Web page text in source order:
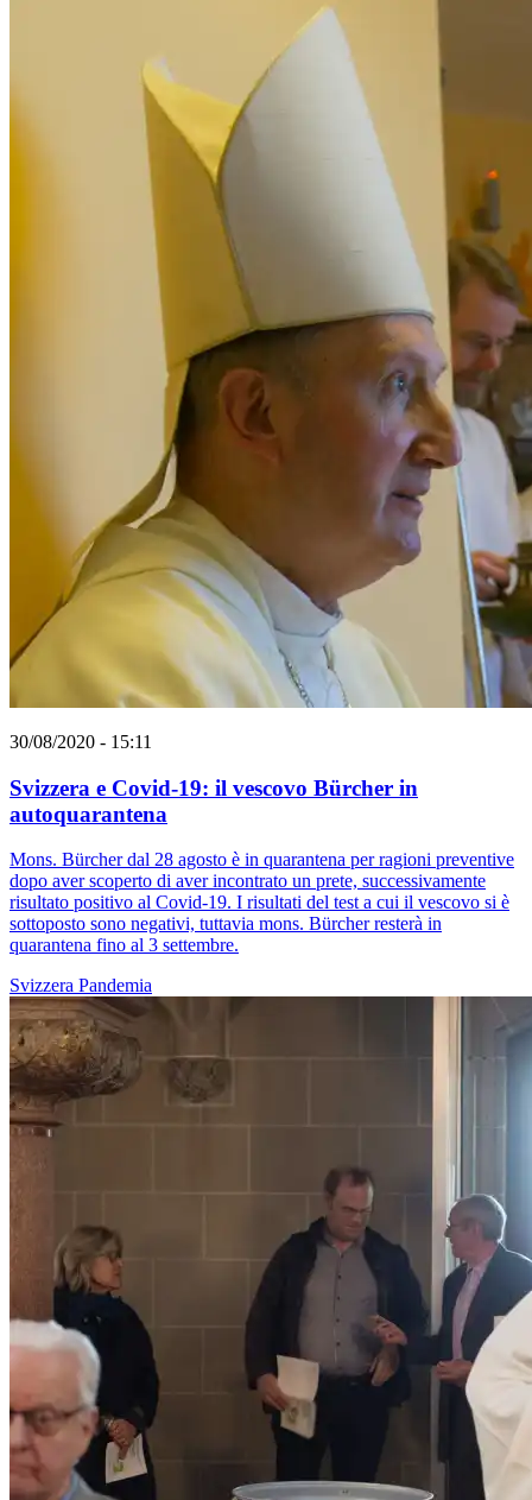
30/08/2020 - 15:11
Svizzera e Covid-19: il vescovo Bürcher in
autoquarantena
Mons. Bürcher dal 28 agosto è in quarantena per ragioni preventive
dopo aver scoperto di aver incontrato un prete, successivamente
risultato positivo al Covid-19. I risultati del test a cui il vescovo si è
sottoposto sono negativi, tuttavia mons. Bürcher resterà in
quarantena fino al 3 settembre.
Svizzera Pandemia